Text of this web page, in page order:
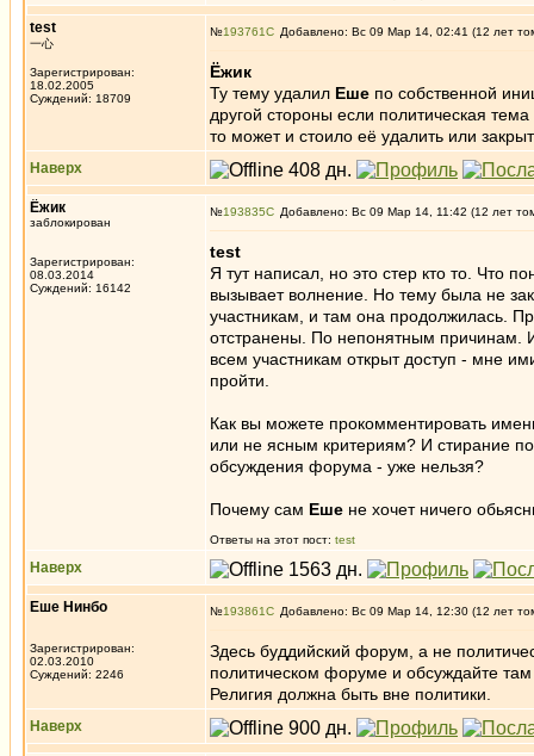
test
一心
Зарегистрирован:
18.02.2005
Суждений: 18709
№193761 Добавлено: Вс 09 Мар 14, 02:41 (12 лет
Ёжик
Ту тему удалил Еше по собственной
другой стороны если политическая
то может и стоило её удалить или
Наверх
Ёжик
заблокирован
Зарегистрирован:
08.03.2014
Суждений: 16142
№193835 Добавлено: Вс 09 Мар 14, 11:42 (12 лет
test
Я тут написал, но это стер кто то. Что
вызывает волнение. Но тему была не
участникам, и там она продолжилась.
отстранены. По непонятным причинам.
всем участникам открыт доступ - мне
пройти.
Как вы можете прокомментировать
или не ясным критериям? И стирание
обсуждения форума - уже нельзя?
Почему сам Еше не хочет ничего
Ответы на этот пост: test
Наверх
Еше Нинбо
Зарегистрирован:
02.03.2010
Суждений: 2246
№193861 Добавлено: Вс 09 Мар 14, 12:30 (12 лет
Здесь буддийский форум, а не
политическом форуме и обсуждайте
Религия должна быть вне политики.
Наверх